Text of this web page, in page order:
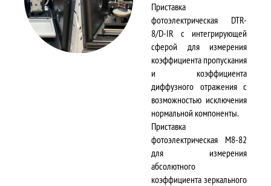
Приставка
фотоэлектрическая DTR-
8/D-IR с интегрирующей
сферой для измерения
коэффициента пропускания
и коэффициента
диффузного отражения с
возможностью исключения
нормальной компоненты.
Приставка
фотоэлектрическая М8-82
для измерения
абсолютного
коэффициента зеркального